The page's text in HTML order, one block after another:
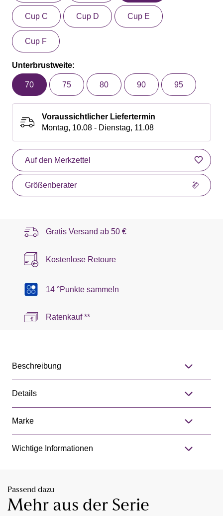
Cup C Cup D Cup E
Cup F
Unterbrustweite:
70 75 80 90 95
Voraussichtlicher Liefertermin
Montag, 10.08 - Dienstag, 11.08
Auf den Merkzettel
Größenberater
Gratis Versand ab 50 €
Kostenlose Retoure
14 °Punkte sammeln
Ratenkauf **
Beschreibung
Details
Marke
Wichtige Informationen
Passend dazu
Mehr aus der Serie